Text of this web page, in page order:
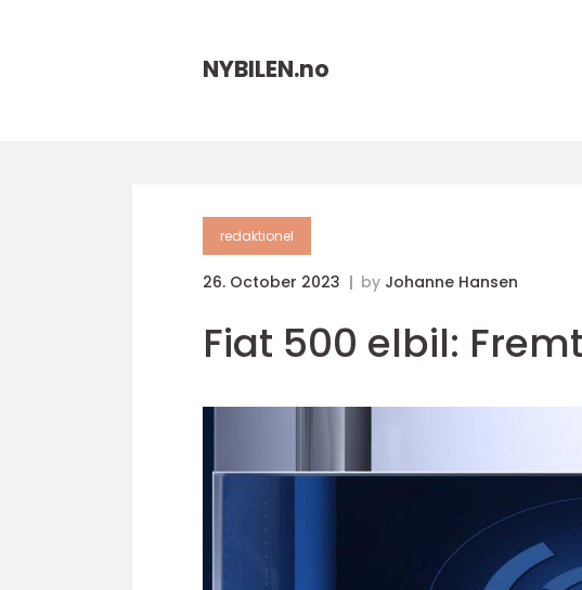
NYBILEN.no
redaktionel
26. October 2023 by Johanne Hansen
Fiat 500 elbil: